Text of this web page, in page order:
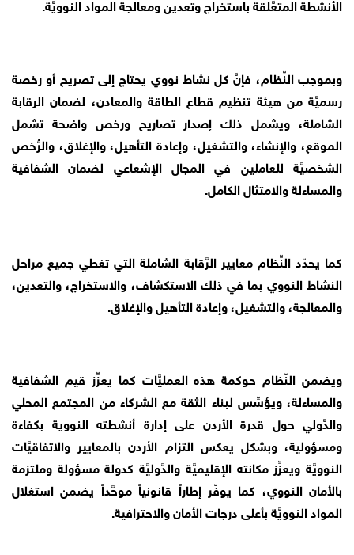
الأنشطة المتعَّلقة باستخراج وتعدين ومعالجة المواد النوويَّة.
وبموجب النِّظام، فإنَّ كل نشاط نووي يحتاج إلى تصريح أو رخصة
رسميَّة من هيئة تنظيم قطاع الطاقة والمعادن، لضمان الرقابة
الشاملة، ويشمل ذلك إصدار تصاريح ورخص واضحة تشمل
الموقع، والإنشاء، والتشغيل، وإعادة التأهيل، والإغلاق، والرُّخص
الشخصيَّة للعاملين في المجال الإشعاعي لضمان الشفافية
والمساءلة والامتثال الكامل.
كما يحدّد النِّظام معايير الرَّقابة الشاملة التي تغطي جميع مراحل
النشاط النووي بما في ذلك الاستكشاف، والاستخراج، والتعدين،
والمعالجة، والتشغيل، وإعادة التأهيل والإغلاق.
ويضمن النّظام حوكمة هذه العمليَّات كما يعزِّز قيم الشفافية
والمساءلة، ويؤسِّس لبناء الثقة مع الشركاء من المجتمع المحلي
والدَّولي حول قدرة الأردن على إدارة أنشطته النووية بكفاءة
ومسؤولية، وبشكل يعكس التزام الأردن بالمعايير والاتفاقيَّات
النوويَّة ويعزِّز مكانته الإقليميَّة والدَّوليَّة كدولة مسؤولة وملتزمة
بالأمان النووي، كما يوفّر إطاراً قانونياً موحَّداً يضمن استغلال
المواد النوويَّة بأعلى درجات الأمان والاحترافية.